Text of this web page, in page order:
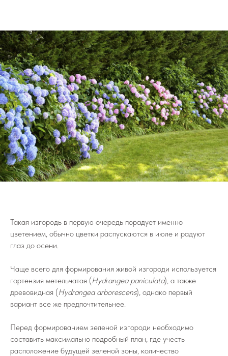
Такая изгородь в первую очередь порадует именно
цветением, обычно цветки распускаются в июле и радуют
глаз до осени.
Чаще всего для формирования живой изгороди используется
гортензия метельчатая (Hydrangea paniculata), а также
древовидная (Hydrangea arborescens), однако первый
вариант все же предпочтительнее.
Перед формированием зеленой изгороди необходимо
составить максимально подробный план, где учесть
расположение будущей зеленой зоны, количество